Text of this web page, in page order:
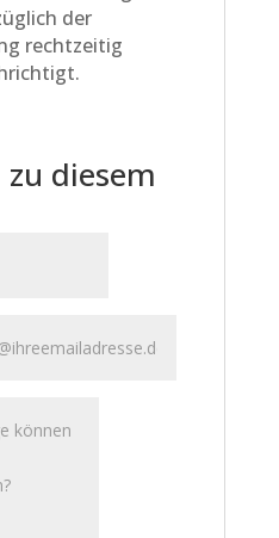
der
rechtzeitig
diesem